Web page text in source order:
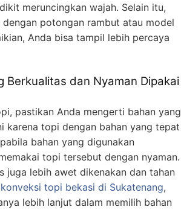
meruncingkan wajah. Selain itu,
potongan rambut atau model
Anda bisa tampil lebih percaya
Berkualitas dan Nyaman Dipakai
pastikan Anda mengerti bahan yang
karena topi dengan bahan yang tepat
bahan yang digunakan
topi tersebut dengan nyaman.
juga lebih awet dikenakan dan tahan
konveksi topi bekasi di Sukatenang,
lebih lanjut dalam memilih bahan